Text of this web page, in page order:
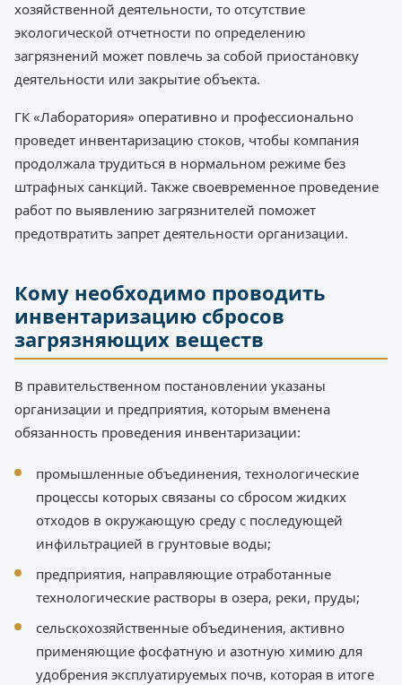
хозяйственной деятельности, то отсутствие
экологической отчетности по определению
загрязнений может повлечь за собой приостановку
деятельности или закрытие объекта.
ГК «Лаборатория» оперативно и профессионально
проведет инвентаризацию стоков, чтобы компания
продолжала трудиться в нормальном режиме без
штрафных санкций. Также своевременное проведение
работ по выявлению загрязнителей поможет
предотвратить запрет деятельности организации.
Кому необходимо проводить
инвентаризацию сбросов
загрязняющих веществ
В правительственном постановлении указаны
организации и предприятия, которым вменена
обязанность проведения инвентаризации:
промышленные объединения, технологические
процессы которых связаны со сбросом жидких
отходов в окружающую среду с последующей
инфильтрацией в грунтовые воды;
предприятия, направляющие отработанные
технологические растворы в озера, реки, пруды;
сельскохозяйственные объединения, активно
применяющие фосфатную и азотную химию для
удобрения эксплуатируемых почв, которая в итоге